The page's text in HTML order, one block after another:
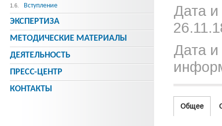
Дата
Дата и
Общее
1.6. Вступление
ЭКСПЕРТИЗА
МЕТОДИЧЕСКИE МАТЕРИАЛЫ
ДЕЯТЕЛЬНОСТЬ
ПРЕСС-ЦЕНТР
КОНТАКТЫ